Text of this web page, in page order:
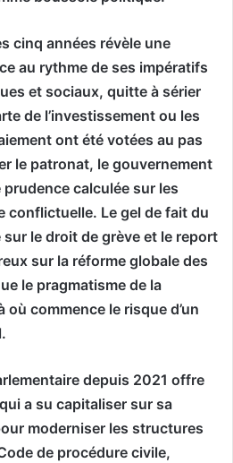
cinq années révèle une
au rythme de ses impératifs
et sociaux, quitte à sérier
de l’investissement ou les
ont été votées au pas
le patronat, le gouvernement
prudence calculée sur les
conflictuelle. Le gel de fait du
le droit de grève et le report
sur la réforme globale des
le pragmatisme de la
où commence le risque d’un
depuis 2021 offre
a su capitaliser sur sa
moderniser les structures
de procédure civile,